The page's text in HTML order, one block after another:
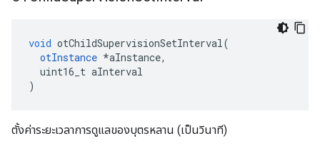
void otChildSupervisionSetInterval(
otInstance *aInstance,
uint16_t aInterval
)
ตั้งค่าระยะเวลาการดูแลของบุตรหลาน (เป็นวินาที)